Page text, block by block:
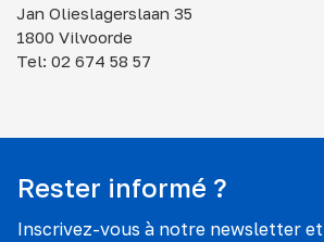
Jan Olieslagerslaan 35
1800 Vilvoorde
Tel: 02 674 58 57
Rester informé ?
Inscrivez-vous à notre newsletter